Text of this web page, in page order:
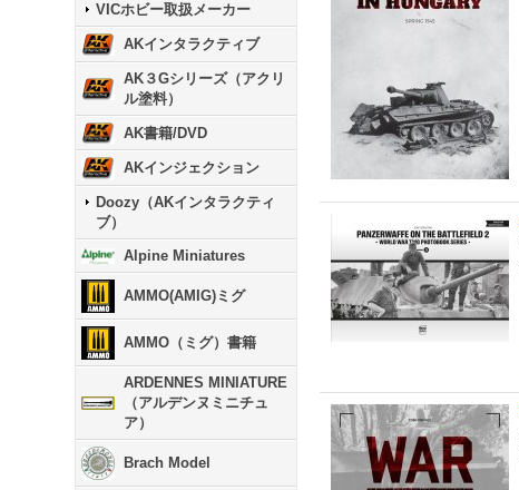
VICホビー取扱メーカー
AKインタラクティブ
AK３Gシリーズ（アクリ
ル塗料）
AK書籍/DVD
AKインジェクション
Doozy（AKインタラクティ
ブ）
Alpine Miniatures
AMMO(AMIG)ミグ
AMMO（ミグ）書籍
ARDENNES MINIATURE
（アルデンヌミニチュ
ア）
Brach Model